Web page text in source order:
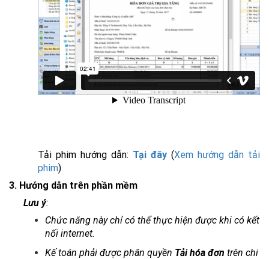
Tải phim hướng dẫn: Tại đây (Xem hướng dẫn tải
phim)
3. Hướng dẫn trên phần mềm
Lưu ý:
Chức năng này chỉ có thể thực hiện được khi có kết
nối internet.
Kế toán phải được phân quyền Tải hóa đơn trên chi